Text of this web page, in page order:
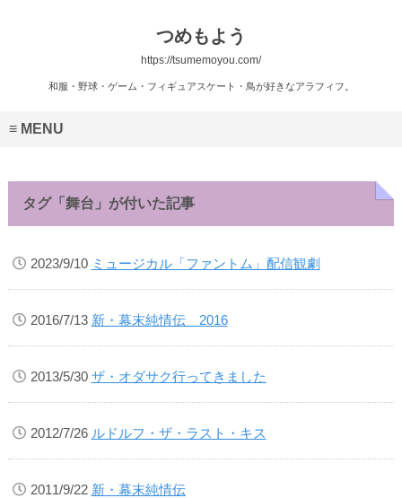
つめもよう
https://tsumemoyou.com/
和服・野球・ゲーム・フィギュアスケート・鳥が好きなアラフィフ。
MENU
タグ「舞台」が付いた記事
2023/9/10 ミュージカル「ファントム」配信観劇
2016/7/13 新・幕末純情伝 2016
2013/5/30 ザ・オダサク行ってきました
2012/7/26 ルドルフ・ザ・ラスト・キス
2011/9/22 新・幕末純情伝